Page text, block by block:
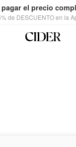
el precio
de DESCUENTO en la